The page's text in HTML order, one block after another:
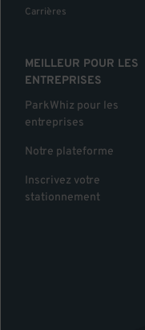
Carrières
MEILLEUR POUR LES
ENTREPRISES
ParkWhiz pour les
entreprises
Notre plateforme
Inscrivez votre
stationnement